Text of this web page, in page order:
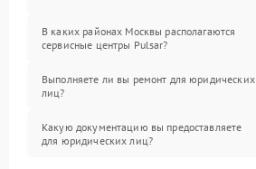
В каких районах Москвы располагаются
сервисные центры Pulsar?
Выполняете ли вы ремонт для юридических
лиц?
Какую документацию вы предоставляете
для юридических лиц?